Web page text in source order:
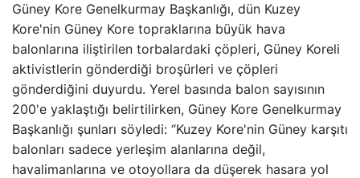
Güney Kore Genelkurmay Başkanlığı, dün Kuzey
Kore'nin Güney Kore topraklarına büyük hava
balonlarına iliştirilen torbalardaki çöpleri, Güney Koreli
aktivistlerin gönderdiği broşürleri ve çöpleri
gönderdiğini duyurdu. Yerel basında balon sayısının
200'e yaklaştığı belirtilirken, Güney Kore Genelkurmay
Başkanlığı şunları söyledi: “Kuzey Kore'nin Güney karşıtı
balonları sadece yerleşim alanlarına değil,
havalimanlarına ve otoyollara da düşerek hasara yol